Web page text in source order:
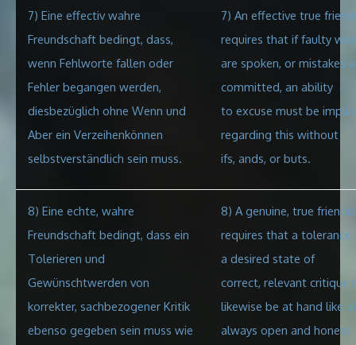
7) Eine effectiv wahre
Freundschaft bedingt, dass,
wenn Fehlworte fallen oder
Fehler begangen werden,
diesbezüglich ohne Wenn und
Aber ein Verzeihenkönnen
selbstverständlich sein muss.
7) An effective true
requires that if faulty
are spoken, or mistakes
committed, an ability
to excuse must be
regarding this without
ifs, ands, orbuts.
8) Eine echte, wahre
Freundschaft bedingt, dass ein
Tolerieren und
Gewünschtwerden von
korrekter, sachbezogener Kritik
ebenso gegeben sein muss wie
8) A genuine, true
requires that a tolerance
a desired state of
correct, relevant critique
likewise be at hand like
always open and honest